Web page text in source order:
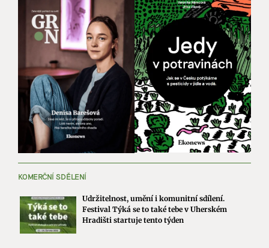
KOMERČNÍ SDĚLENÍ
Udržitelnost, umění i komunitní sdílení.
Festival Týká se to také tebe v Uherském
Hradišti startuje tento týden